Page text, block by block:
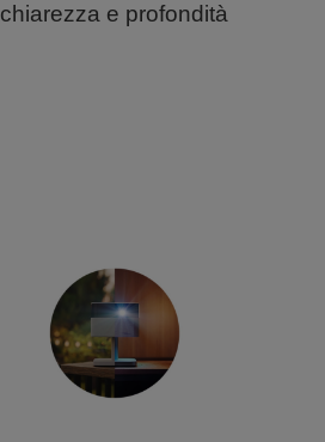
chiarezza e profondità